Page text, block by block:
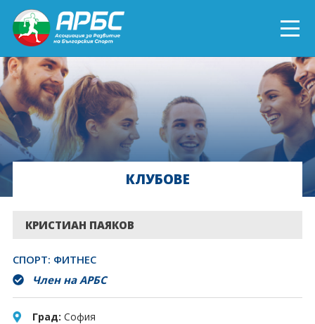
ENGLISH
СПОРТ БЛИЗО ДО ТЕБ
ТЕКУЩИ ПРОЕКТИ
КЛУБОВЕ
КРИСТИАН ПАЯКОВ
СПОРТ: ФИТНЕС
Член на АРБС
Град: София